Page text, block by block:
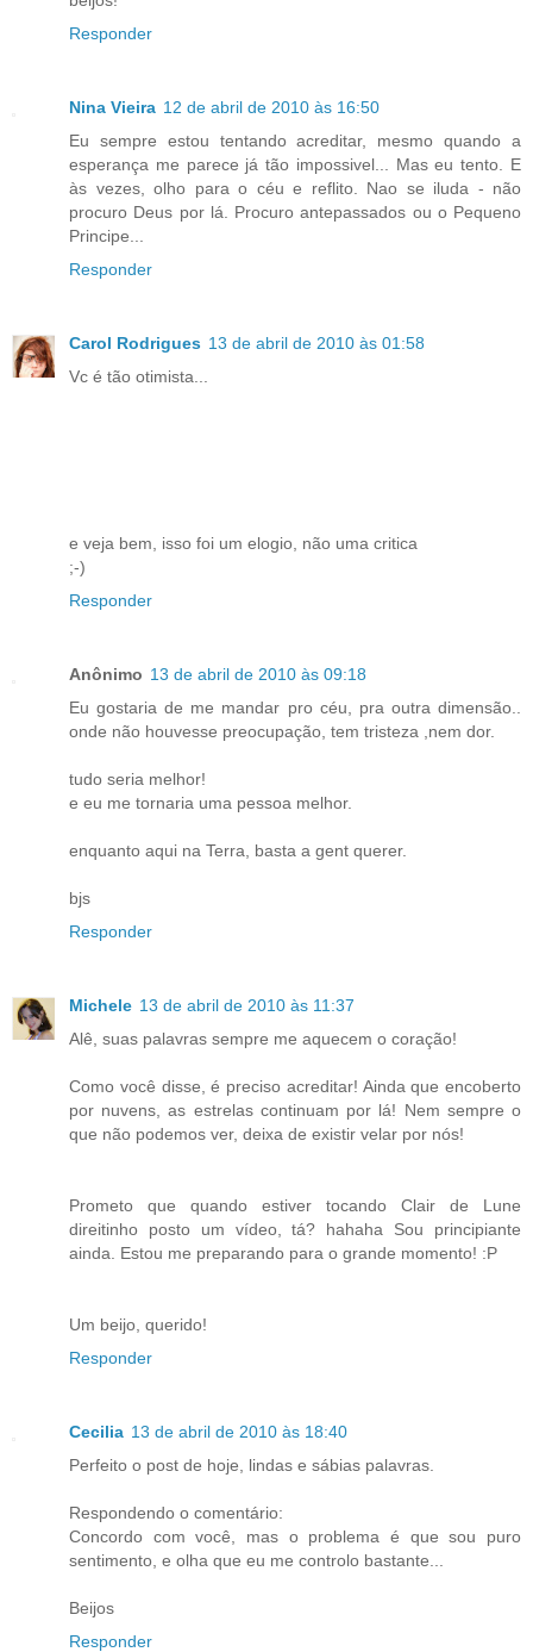
Responder
Nina Vieira 12 de abril de 2010 às 16:50
Eu sempre estou tentando acreditar, mesmo quando a
esperança me parece já tão impossivel... Mas eu tento. E
às vezes, olho para o céu e reflito. Nao se iluda - não
procuro Deus por lá. Procuro antepassados ou o Pequeno
Principe...
Responder
Carol Rodrigues 13 de abril de 2010 às 01:58
Vc é tão otimista...
e veja bem, isso foi um elogio, não uma critica
;-)
Responder
Anônimo 13 de abril de 2010 às 09:18
Eu gostaria de me mandar pro céu, pra outra dimensão..
onde não houvesse preocupação, tem tristeza ,nem dor.
tudo seria melhor!
e eu me tornaria uma pessoa melhor.
enquanto aqui na Terra, basta a gent querer.
bjs
Responder
Michele 13 de abril de 2010 às 11:37
Alê, suas palavras sempre me aquecem o coração!
Como você disse, é preciso acreditar! Ainda que encoberto
por nuvens, as estrelas continuam por lá! Nem sempre o
que não podemos ver, deixa de existir velar por nós!
Prometo que quando estiver tocando Clair de Lune
direitinho posto um vídeo, tá? hahaha Sou principiante
ainda. Estou me preparando para o grande momento! :P
Um beijo, querido!
Responder
Cecilia 13 de abril de 2010 às 18:40
Perfeito o post de hoje, lindas e sábias palavras.
Respondendo o comentário:
Concordo com você, mas o problema é que sou puro
sentimento, e olha que eu me controlo bastante...
Beijos
Responder